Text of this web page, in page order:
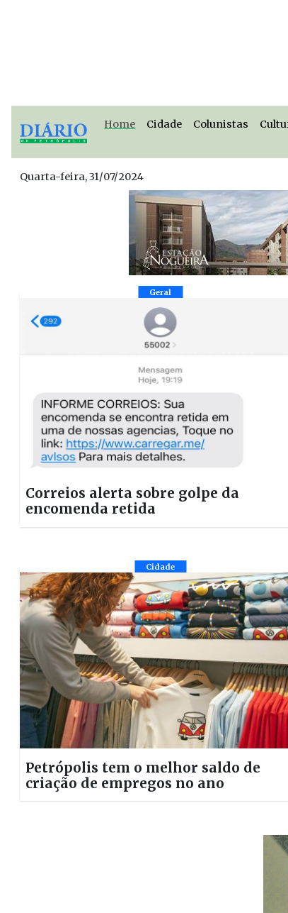
Home Cidade Colunistas
Quarta-feira, 31/07/2024
Geral
Correios alerta sobre golpe da
encomenda retida
Cidade
Petrópolis tem o melhor saldo de
criação de empregos no ano